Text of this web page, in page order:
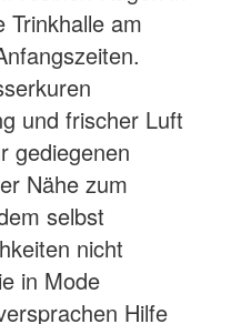
Trinkhalle am
und frischer Luft
gediegenen
Nähe zum
selbst
nicht
in Mode
Hilfe